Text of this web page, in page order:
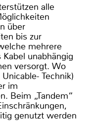
alle
über
bis zur
mehrere
unabhängig
versorgt. Wo
Technik)
im
Beim „Tandem“
genutzt werden